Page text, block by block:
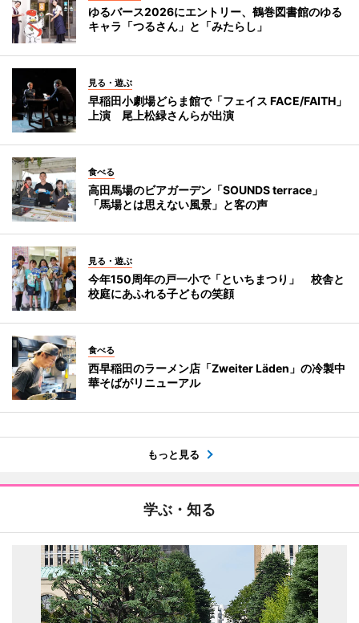
ゆるバース2026にエントリー、鶴巻図書館のゆる
キャラ「つるさん」と「みたらし」
見る・遊ぶ
早稲田小劇場どらま館で「フェイス FACE/FAITH」
上演 尾上松緑さんらが出演
食べる
高田馬場のビアガーデン「SOUNDS terrace」
「馬場とは思えない風景」と客の声
見る・遊ぶ
今年150周年の戸一小で「といちまつり」 校舎と
校庭にあふれる子どもの笑顔
食べる
西早稲田のラーメン店「Zweiter Läden」の冷製中
華そばがリニューアル
もっと見る
学ぶ・知る